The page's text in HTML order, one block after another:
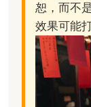
恕，而不
效果可能